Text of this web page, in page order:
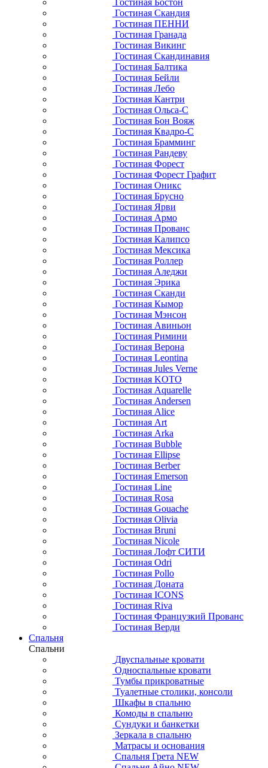
Гостиная Скандия
Гостиная ПЕННИ
Гостиная Гранада
Гостиная Викинг
Гостиная Скандинавия
Гостиная Балтика
Гостиная Бейли
Гостиная Лебо
Гостиная Кантри
Гостиная Ольса-С
Гостиная Бон Вояж
Гостиная Квадро-С
Гостиная Брамминг
Гостиная Рандеву
Гостиная Форест
Гостиная Форест Графит
Гостиная Оникс
Гостиная Брусно
Гостиная Ярви
Гостиная Армо
Гостиная Прованс
Гостиная Калипсо
Гостиная Мексика
Гостиная Роллер
Гостиная Аледжи
Гостиная Эрика
Гостиная Сканди
Гостиная Кымор
Гостиная Мэнсон
Гостиная Авиньон
Гостиная Римини
Гостиная Верона
Гостиная Leontina
Гостиная Jules Verne
Гостиная KOTO
Гостиная Aquarelle
Гостиная Andersen
Гостиная Alice
Гостиная Art
Гостиная Arka
Гостиная Bubble
Гостиная Ellipse
Гостиная Berber
Гостиная Emerson
Гостиная Line
Гостиная Rosa
Гостиная Gouache
Гостиная Olivia
Гостиная Bruni
Гостиная Nicole
Гостиная Лофт СИТИ
Гостиная Odri
Гостиная Pollo
Гостиная Доната
Гостиная ICONS
Гостиная Riva
Гостиная Французкий Прованс
Гостиная Верди
Спальня
Спальни
Двуспальные кровати
Односпальные кровати
Тумбы прикроватные
Туалетные столики, консоли
Шкафы в спальню
Комоды в спальню
Сундуки и банкетки
Зеркала в спальню
Матрасы и основания
Спальня Грета NEW